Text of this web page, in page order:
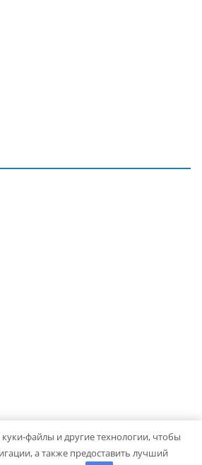
на Все Руки. Powered byColorMag
куки-файлы и другие технологии, чтобы
а также предоставить лучший